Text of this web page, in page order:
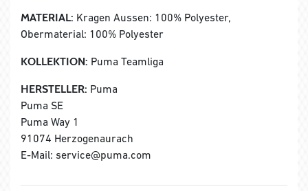
MATERIAL: Kragen Aussen: 100% Polyester,
Obermaterial: 100% Polyester
KOLLEKTION: Puma Teamliga
HERSTELLER: Puma
Puma SE
Puma Way 1
91074 Herzogenaurach
E-Mail: service@puma.com